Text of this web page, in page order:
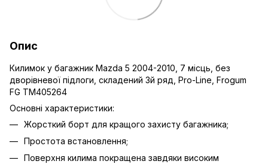
Опис
Килимок у багажник Mazda 5 2004-2010, 7 місць, без
дворівневої підлоги, складений 3й ряд, Pro-Line, Frogum
FG TM405264
Основні характеристики:
Жорсткий борт для кращого захисту багажника;
Простота встановлення;
Поверхня килима покращена завдяки високим